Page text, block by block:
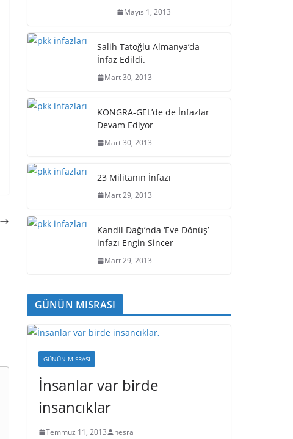
Mayıs 1, 2013
Salih Tatoğlu Almanya’da
İnfaz Edildi.
Mart 30, 2013
KONGRA-GEL’de de İnfazlar
Devam Ediyor
Mart 30, 2013
23 Militanın İnfazı
Mart 29, 2013
Kandil Dağı’nda ‘Eve Dönüş’
infazı Engin Sincer
Mart 29, 2013
GÜNÜN MISRASI
GÜNÜN MISRASI
İnsanlar var birde
insancıklar
Temmuz 11, 2013 nesra